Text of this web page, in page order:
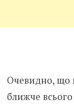
Очевидно, що
ближче